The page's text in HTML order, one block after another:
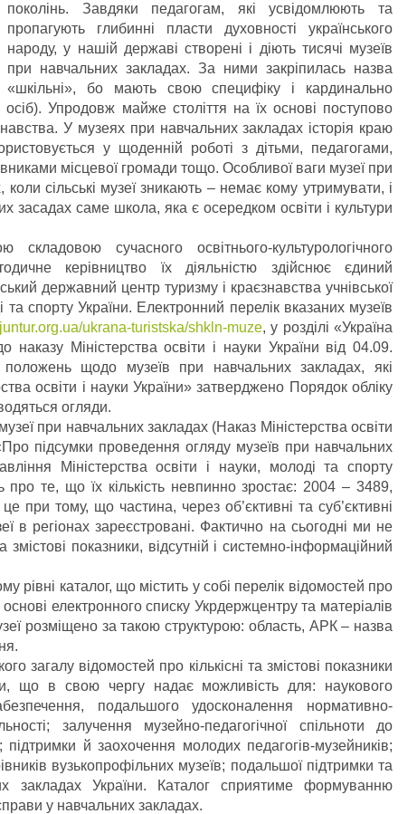
поколінь. Завдяки педагогам, які усвідомлюють та
пропагують глибинні пласти духовності українського
народу, у нашій державі створені і діють тисячі музеїв
при навчальних закладах. За ними закріпилась назва
«шкільні», бо мають свою специфіку і кардинально
Упродовж майже століття на їх основі поступово
У музеях при навчальних закладах історія краю
у щоденній роботі з дітьми, педагогами,
місцевої громади тощо. Особливої ваги музеї при
сільські музеї зникають – немає кому утримувати, і
засадах саме школа, яка є осередком освіти і культури
сучасного освітнього-культурологічного
керівництво їх діяльністю здійснює єдиний
державний центр туризму і краєзнавства учнівської
та спорту України. Електронний перелік вказаних музеїв
ukrana-turistska/shkln-muze, у розділі «Україна
наказу Міністерства освіти і науки України від 04.09.
щодо музеїв при навчальних закладах, які
освіти і науки України» затверджено Порядок обліку
огляди.
при навчальних закладах (Наказ Міністерства освіти
підсумки проведення огляду музеїв при навчальних
Міністерства освіти і науки, молоді та спорту
про те, що їх кількість невпинно зростає: 2004 – 3489,
при тому, що частина, через об’єктивні та суб’єктивні
в регіонах зареєстровані. Фактично на сьогодні ми не
змістові показники, відсутній і системно-інформаційний
рівні каталог, що містить у собі перелік відомостей про
електронного списку Укрдержцентру та матеріалів
розміщено за такою структурою: область, АРК – назва
загалу відомостей про кількісні та змістові показники
що в свою чергу надає можливість для: наукового
подальшого удосконалення нормативно-
залучення музейно-педагогічної спільноти до
й заохочення молодих педагогів-музейників;
вузькопрофільних музеїв; подальшої підтримки та
закладах України. Каталог сприятиме формуванню
у навчальних закладах.